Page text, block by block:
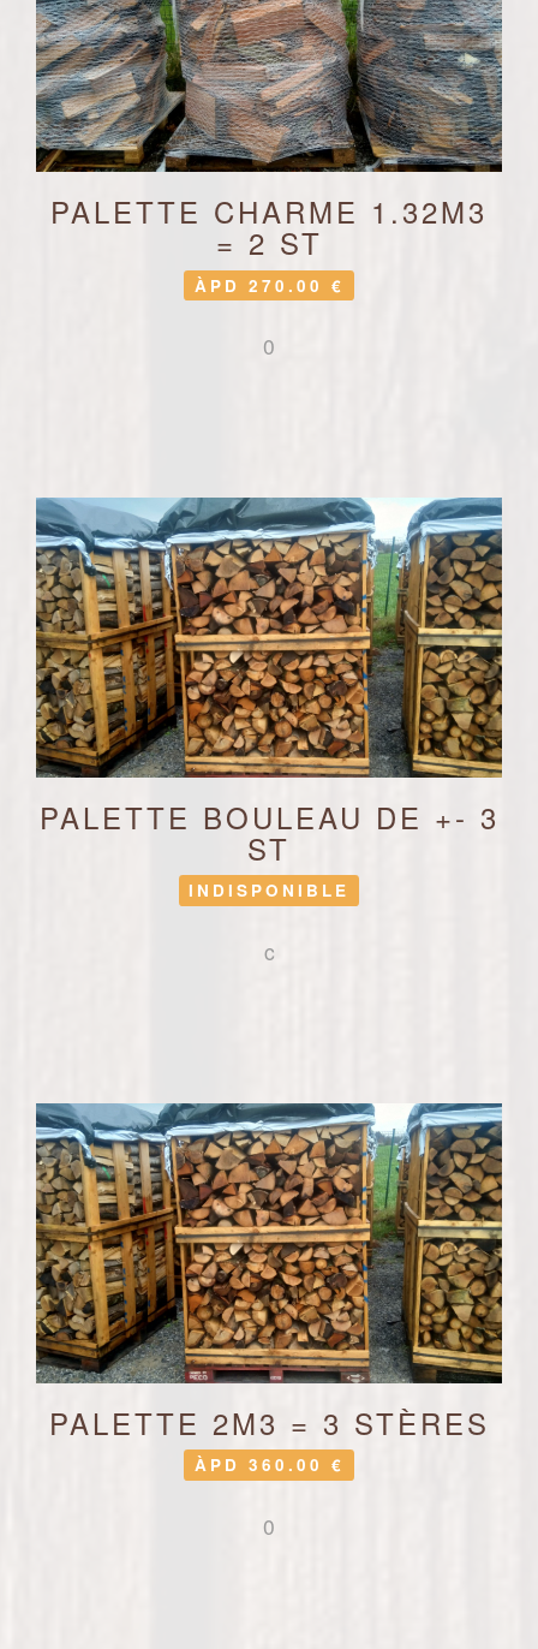
PALETTE CHARME 1.32M3
= 2 ST
ÀPD 270.00 €
0
PALETTE BOULEAU DE +- 3
ST
INDISPONIBLE
c
PALETTE 2M3 = 3 STÈRES
ÀPD 360.00 €
0